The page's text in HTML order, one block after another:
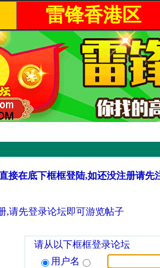
雷锋香港区
接在底下框框登陆,如还没注册请先
,请先登录论坛即可游览帖子
请从以下框框登录论坛
用户名